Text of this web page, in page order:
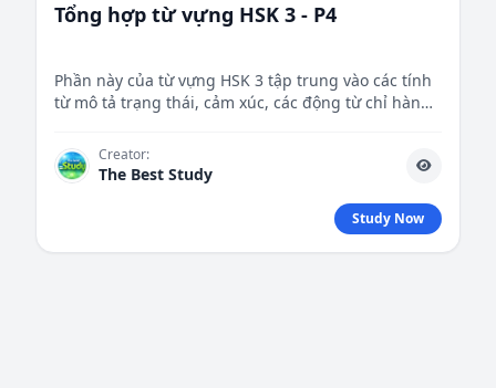
Tổng hợp từ vựng HSK 3 - P4
Phần này của từ vựng HSK 3 tập trung vào các tính
từ mô tả trạng thái, cảm xúc, các động từ chỉ hành
chỉ sự vật, hiện tượng, giúp người học phát triển
khả năng diễn đạt chi tiết và phong phú hơn.
Creator:
The Best Study
Study Now